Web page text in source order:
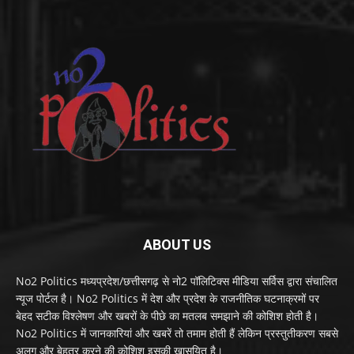
ABOUT US
No2 Politics मध्यप्रदेश/छत्तीसगढ़ से नो2 पॉलिटिक्स मीडिया सर्विस द्वारा संचालित
न्यूज पोर्टल है। No2 Politics में देश और प्रदेश के राजनीतिक घटनाक्रमों पर
बेहद सटीक विश्लेषण और खबरों के पीछे का मतलब समझाने की कोशिश होती है।
No2 Politics में जानकारियां और खबरें तो तमाम होती हैं लेकिन प्रस्तुतीकरण सबसे
अलग और बेहतर करने की कोशिश इसकी खासयित है।